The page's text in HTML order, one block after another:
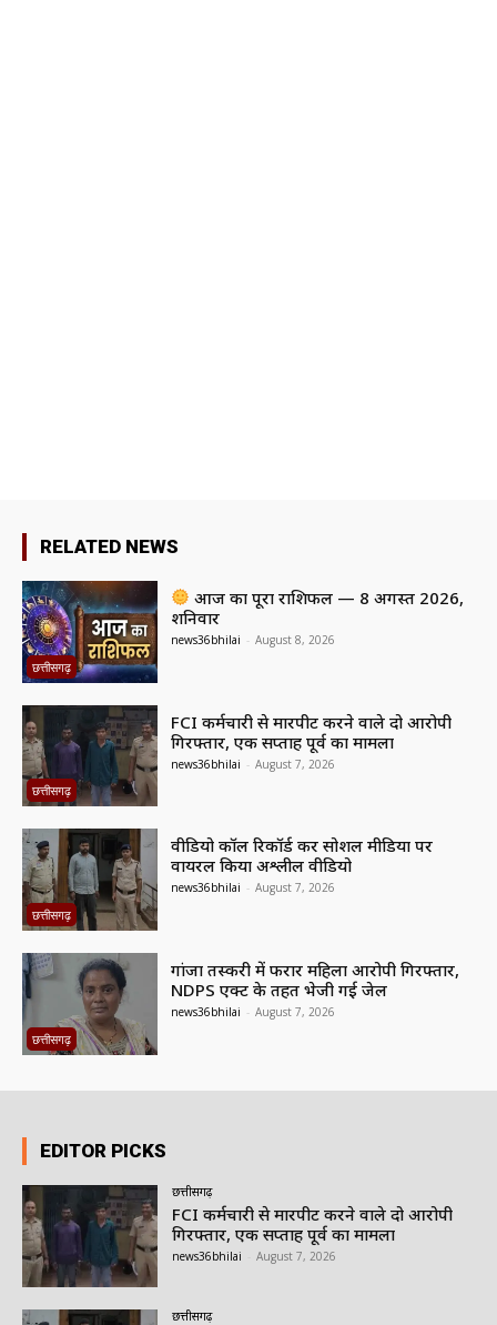
RELATED NEWS
छत्तीसगढ़
आज का पूरा राशिफल — 8 अगस्त 2026,
शनिवार
news36bhilai - August 8, 2026
छत्तीसगढ़
FCI कर्मचारी से मारपीट करने वाले दो आरोपी
गिरफ्तार, एक सप्ताह पूर्व का मामला
news36bhilai - August 7, 2026
छत्तीसगढ़
वीडियो कॉल रिकॉर्ड कर सोशल मीडिया पर
वायरल किया अश्लील वीडियो
news36bhilai - August 7, 2026
छत्तीसगढ़
गांजा तस्करी में फरार महिला आरोपी गिरफ्तार,
NDPS एक्ट के तहत भेजी गई जेल
news36bhilai - August 7, 2026
EDITOR PICKS
छत्तीसगढ़
FCI कर्मचारी से मारपीट करने वाले दो आरोपी
गिरफ्तार, एक सप्ताह पूर्व का मामला
news36bhilai August 7, 2026
छत्तीसगढ़